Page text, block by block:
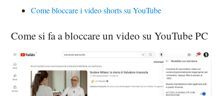
Come bloccare i video shorts su YouTube
Come si fa a bloccare un video su YouTube PC